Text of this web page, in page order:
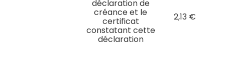
déclaration de
créance et le
certificat
constatant cette
déclaration
2,13 €